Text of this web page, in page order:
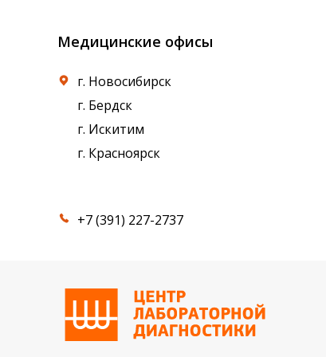
Медицинские офисы
г. Новосибирск
г. Бердск
г. Искитим
г. Красноярск
+7 (391) 227-2737